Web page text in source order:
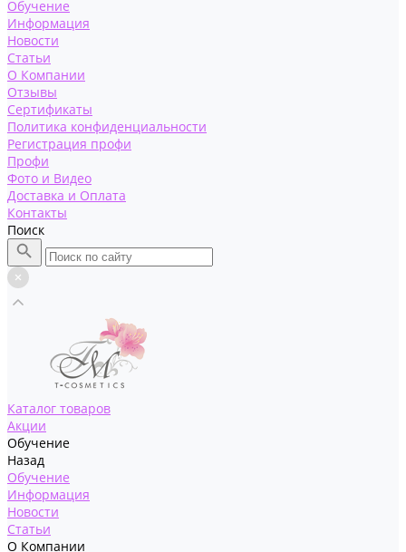
Обучение
Информация
Новости
Статьи
О Компании
Отзывы
Сертификаты
Политика конфиденциальности
Регистрация профи
Профи
Фото и Видео
Доставка и Оплата
Контакты
Поиск
Каталог товаров
Акции
Обучение
Назад
Обучение
Информация
Новости
Статьи
О Компании